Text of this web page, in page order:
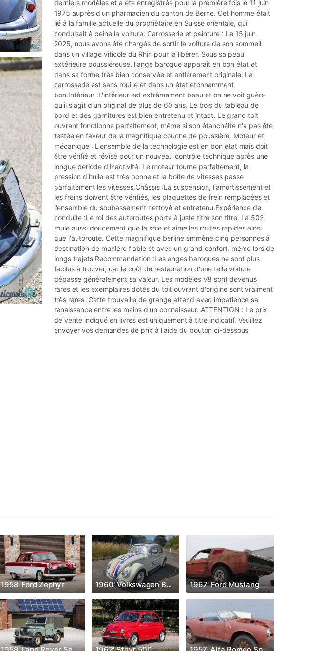
derniers modèles et a été enregistrée pour la première fois le 11 juin
1975 auprès d'un pharmacien du canton de Berne. Cet homme était
lié à la famille actuelle du propriétaire en Suisse orientale, qui
conduisait à peine la voiture. Carrosserie et peinture : Le 15 juin
2025, nous avons été chargés de sortir la voiture de son sommeil
dans un village viticole du Rhin pour la libérer. Sous sa peau
extérieure poussiéreuse, l'ange baroque apparaît en bon état et
dans sa forme très bien conservée et entièrement originale. La
carrosserie est sans rouille et dans un état étonnamment
bon.Intérieur :L'intérieur est extrêmement beau et on ne voit guère
qu'il s'agit d'un original de plus de 60 ans. Le bois du tableau de
bord et des garnitures est bien entretenu et intact. Le grand toit
ouvrant fonctionne parfaitement, même si son étanchéité n'a pas été
testée en faveur de la magnifique couche de poussière. Moteur et
mécanique : L'ensemble de la technologie est en bon état mais doit
être vérifié et révisé pour un nouveau contrôle technique après une
longue période d'inactivité. Le moteur tourne parfaitement, la
pression d'huile est très bonne et la boîte de vitesses passe
parfaitement les vitesses.Châssis :La suspension, l'amortissement et
les freins doivent être vérifiés, les plaquettes de frein remplacées et
l'ensemble du soubassement nettoyé et entretenu.Expérience de
conduite :Le roi des autoroutes porte à juste titre son titre. La 502
roule aussi doucement que la soie et aime les routes rapides ainsi
que l'autoroute. Cette magnifique berline emmène cinq personnes à
destination de manière fiable et avec un grand confort, même lors de
longs trajets.Recommandation :Les anges baroques ne sont plus
faciles à trouver, car le coût de restauration d'une telle voiture
dépasse généralement sa valeur. Les modèles V8 sont devenus
rares et les exemplaires dotés du toit ouvrant d'origine sont vraiment
très rares. Cette trouvaille de grange attend avec impatience sa
renaissance entre les mains d'un connaisseur. ATTENTION : Le prix
de vente indiqué en livres est uniquement à titre indicatif. Veuillez
envoyer vos demandes de prix à l'aide du bouton ci-dessous
1958' Ford Zephyr 1960' Volkswagen Beetle 1967' Ford Mustang